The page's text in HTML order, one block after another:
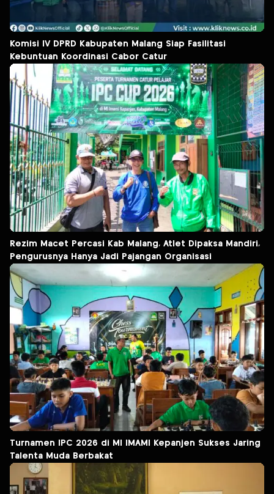
Komisi IV DPRD Kabupaten Malang Siap Fasilitasi
Kebuntuan Koordinasi Cabor Catur
Rezim Macet Percasi Kab Malang, Atlet Dipaksa Mandiri,
Pengurusnya Hanya Jadi Pajangan Organisasi
Turnamen IPC 2026 di MI IMAMI Kepanjen Sukses Jaring
Talenta Muda Berbakat